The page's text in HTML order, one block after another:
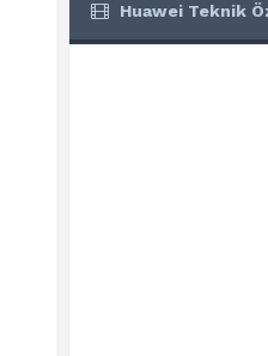
Huawei Teknik